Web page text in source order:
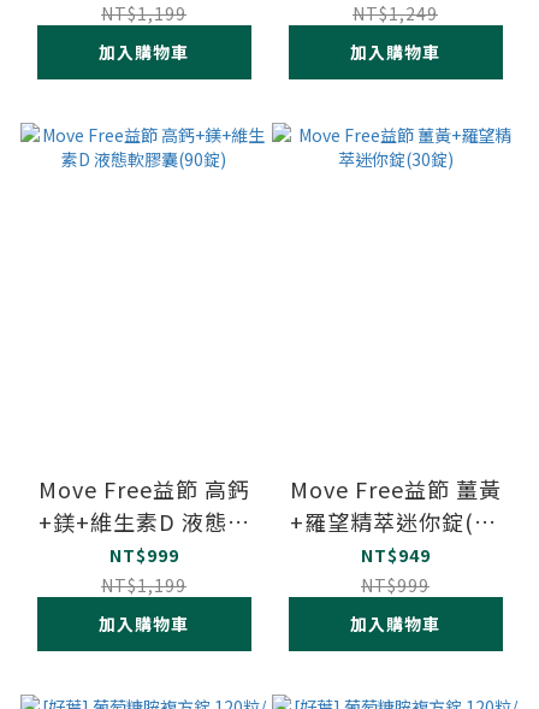
NT$1,199
加入購物車
NT$1,249
加入購物車
Move Free益節 高鈣
+鎂+維生素D 液態軟
膠囊(90錠)
NT$999
NT$1,199
加入購物車
Move Free益節 薑黃
+羅望精萃迷你錠(30
錠)
NT$949
NT$999
加入購物車